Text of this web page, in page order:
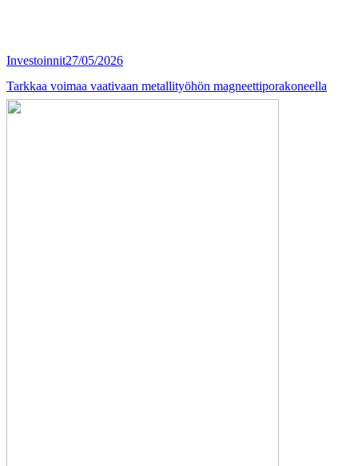
Investoinnit27/05/2026
Tarkkaa voimaa vaativaan metallityöhön magneettiporakoneella